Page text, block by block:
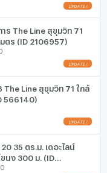
ร The Line สุขุมวิท 71
มตร (ID 2106957)
Line สุขุมวิท 71 ใกล้
566140)
35 ตร.ม. เดอะไลน์
ขนง 300 ม. (ID